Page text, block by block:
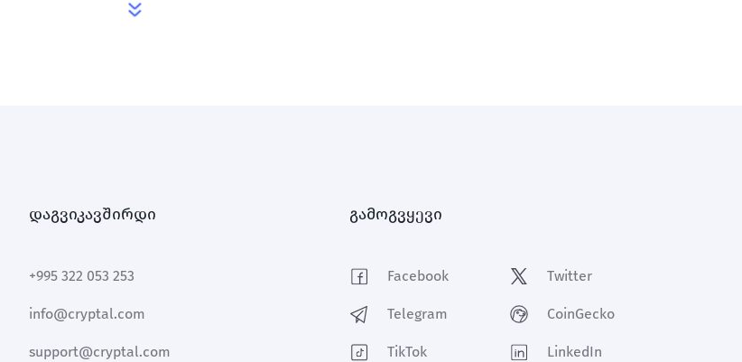
დაგვიკავშირდი
+995 322 053 253
info@cryptal.com
support@cryptal.com
გამოგვყევი
Facebook Twitter
Telegram CoinGecko
TikTok LinkedIn